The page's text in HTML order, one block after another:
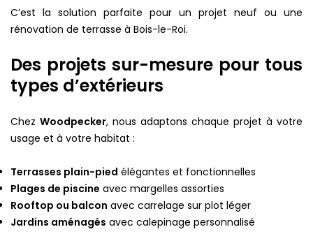
C’est la solution parfaite pour un projet neuf ou une
rénovation de terrasse à Bois-le-Roi.
Des projets sur-mesure pour tous
types d’extérieurs
Chez Woodpecker, nous adaptons chaque projet à votre
usage et à votre habitat :
Terrasses plain-pied élégantes et fonctionnelles
Plages de piscine avec margelles assorties
Rooftop ou balcon avec carrelage sur plot léger
Jardins aménagés avec calepinage personnalisé